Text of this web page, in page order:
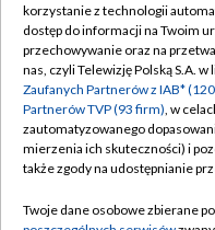
korzystanie z technologii
dostęp do informacji na Twoim
przechowywanie oraz na
nas, czyli Telewizję Polską S.A.
Zaufanych Partnerów z IAB*
Partnerów TVP (93 firm), w
zautomatyzowanego
mierzenia ich skuteczności) i
także zgody na udostępnianie
Twoje dane osobowe zbierane